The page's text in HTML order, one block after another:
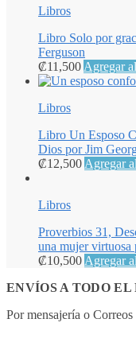
Libros
Libro Solo por
Ferguson
₡11,500Agregar
Libros
Libro Un Esposo
Dios por Jim
₡12,500Agregar
Libros
Proverbios 31,
una mujer virtuosa
₡10,500Agregar
ENVÍOS A TODO EL
Por mensajería o